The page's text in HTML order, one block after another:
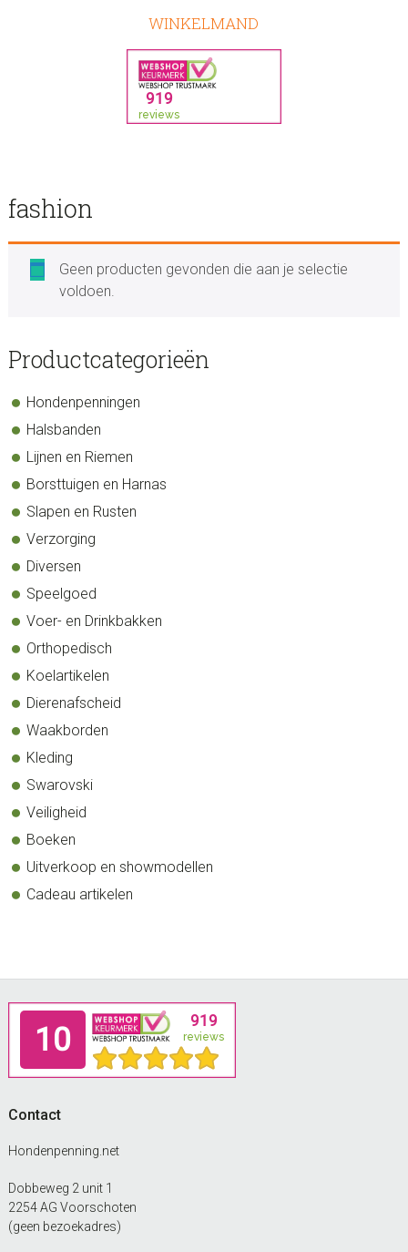
WINKELMAND
fashion
Geen producten gevonden die aan je selectie
voldoen.
sidebar
Store
Productcategorieën
Hondenpenningen
Halsbanden
Lijnen en Riemen
Borsttuigen en Harnas
Slapen en Rusten
Verzorging
Diversen
Speelgoed
Voer- en Drinkbakken
Orthopedisch
Koelartikelen
Dierenafscheid
Waakborden
Kleding
Swarovski
Veiligheid
Boeken
Uitverkoop en showmodellen
Cadeau artikelen
Footer
Contact
Hondenpenning.net
Dobbeweg 2 unit 1
2254 AG Voorschoten
(geen bezoekadres)